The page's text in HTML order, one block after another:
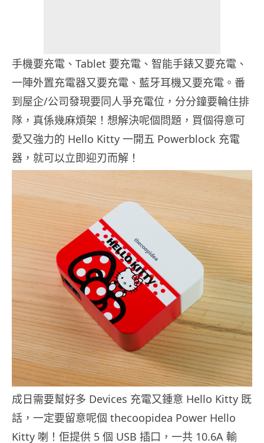
手機要充電、Tablet 要充電、智能手錶又要充電、
一陣外置充電器又要充電、藍牙耳機又要充電。番
到屋企/公司發現要同人爭充電位，分分鐘要輪住排
隊，真係幾麻煩架！想解決呢個問題，買個得意可
愛又強力的 Hello Kitty 一開五 Powerblock 充電
器，就可以立即迎刃而解！
成日需要幫好多 Devices 充電又鍾意 Hello Kitty 既
話，一定要留意呢個 thecoopidea Power Hello
Kitty 喇！佢提供 5 個 USB 插口，一共 10.6A 輸